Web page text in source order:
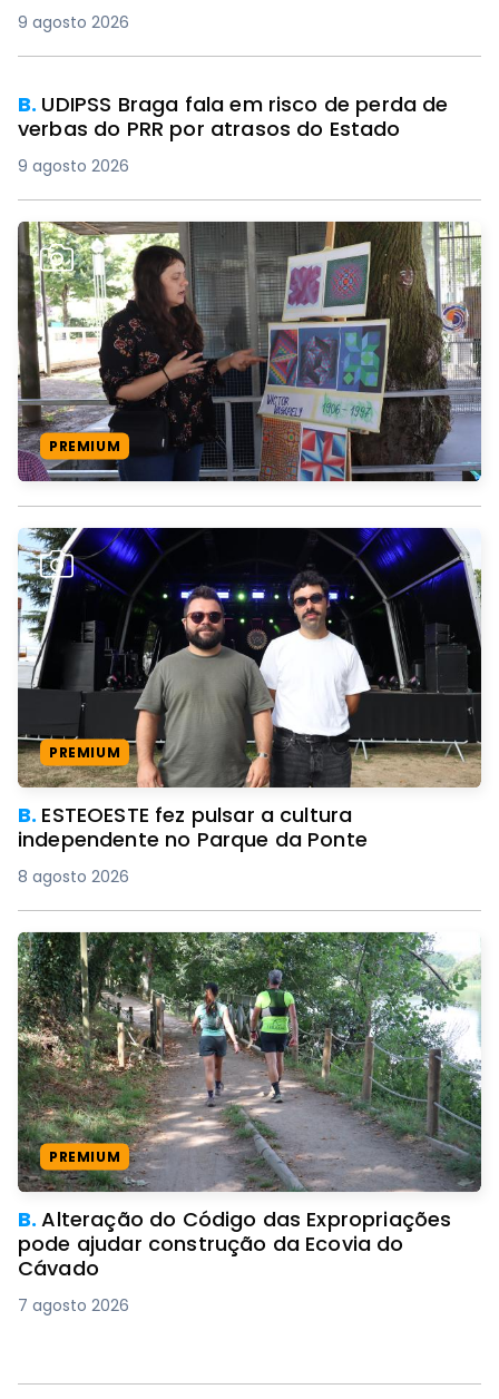
9 agosto 2026
B. UDIPSS Braga fala em risco de perda de
verbas do PRR por atrasos do Estado
9 agosto 2026
PREMIUM
PREMIUM
B. ESTEOESTE fez pulsar a cultura
independente no Parque da Ponte
8 agosto 2026
PREMIUM
B.Alteração do Código das Expropriações
pode ajudar construção da Ecovia do
Cávado
7 agosto 2026